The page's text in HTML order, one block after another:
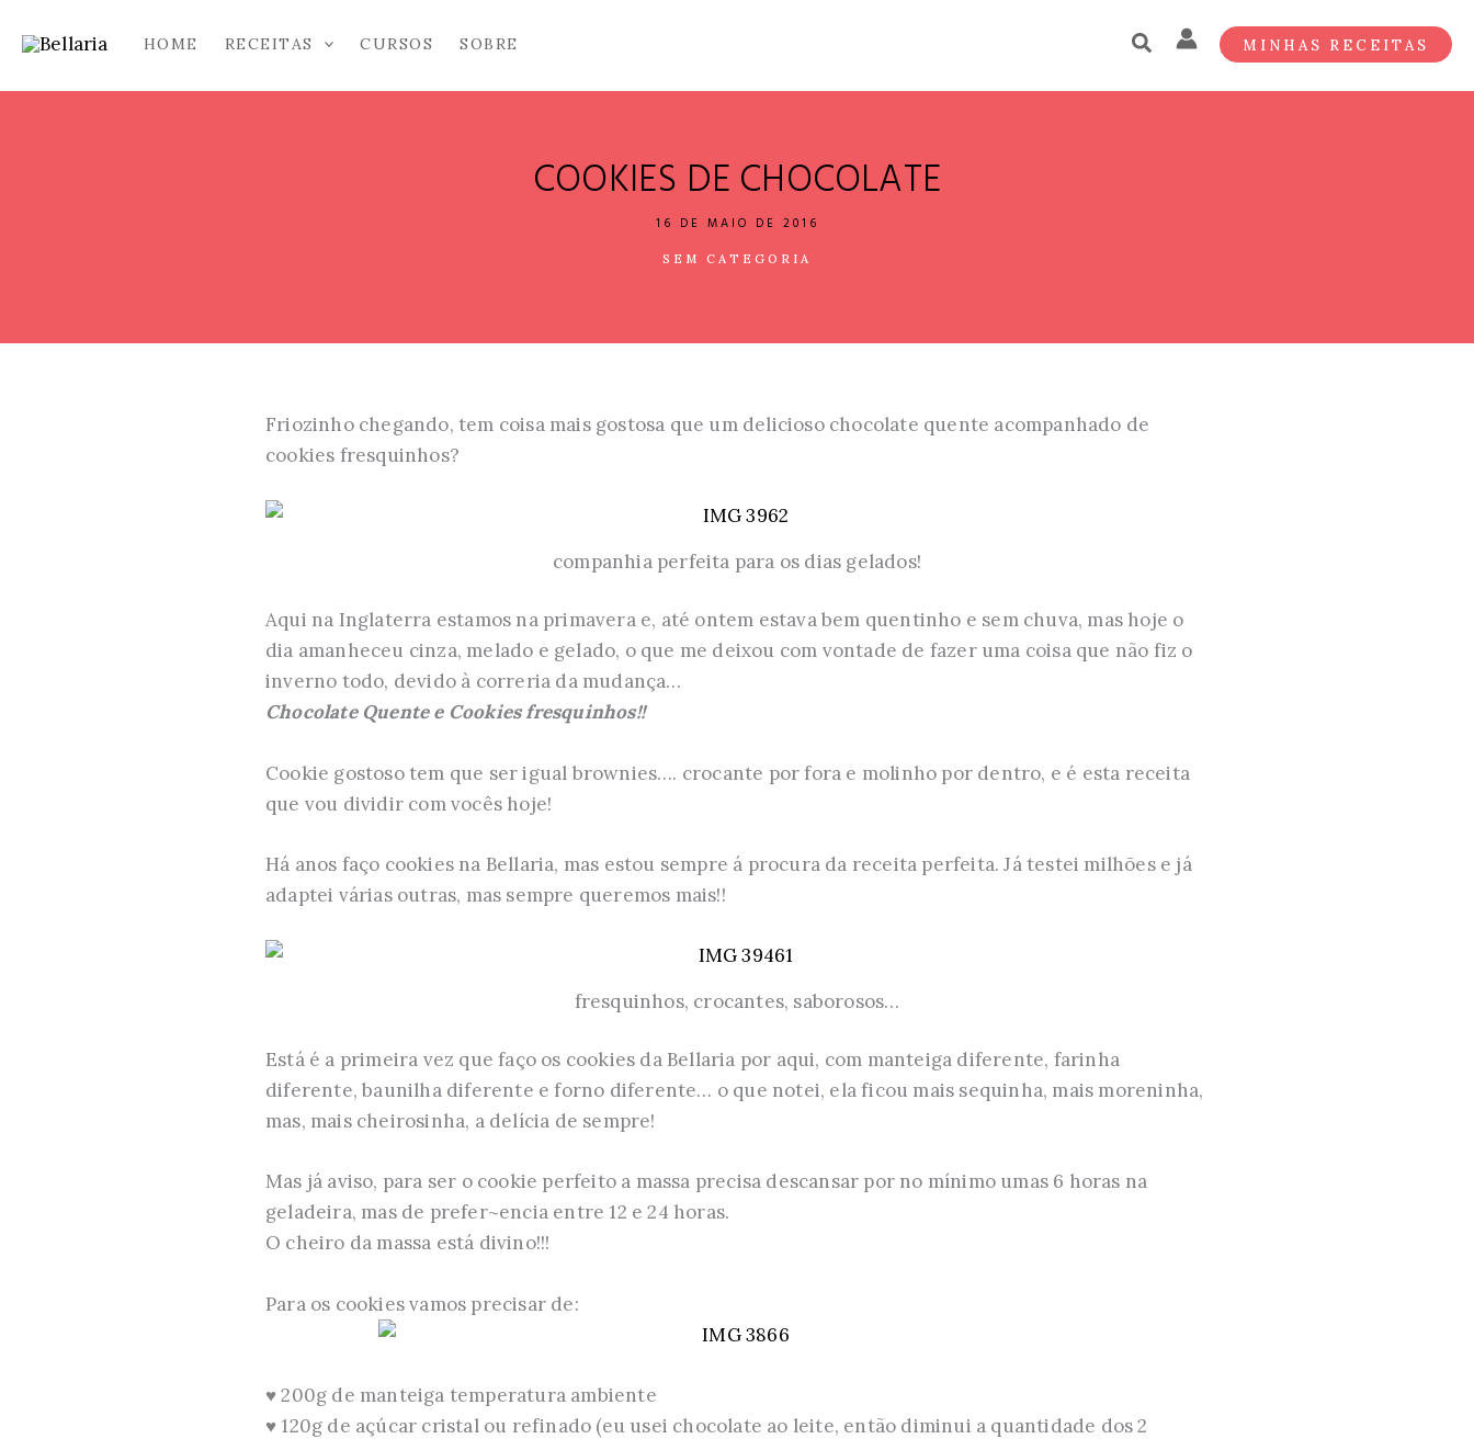
para
HOME RECEITAS CURSOS SOBRE MINHAS RECEITAS
COOKIES DE CHOCOLATE
16 DE MAIO DE 2016
SEM CATEGORIA
Friozinho chegando, tem coisa mais gostosa que um delicioso chocolate quente acompanhado de
cookies fresquinhos?
companhia perfeita para os dias gelados!
Aqui na Inglaterra estamos na primavera e, até ontem estava bem quentinho e sem chuva, mas hoje o
dia amanheceu cinza, melado e gelado, o que me deixou com vontade de fazer uma coisa que não fiz o
inverno todo, devido à correria da mudança…
Chocolate Quente e Cookies fresquinhos!!
Cookie gostoso tem que ser igual brownies…. crocante por fora e molinho por dentro, e é esta receita
que vou dividir com vocês hoje!
Há anos faço cookies na Bellaria, mas estou sempre á procura da receita perfeita. Já testei milhões e já
adaptei várias outras, mas sempre queremos mais!!
fresquinhos, crocantes, saborosos…
Está é a primeira vez que faço os cookies da Bellaria por aqui, com manteiga diferente, farinha
diferente, baunilha diferente e forno diferente… o que notei, ela ficou mais sequinha, mais moreninha,
mas, mais cheirosinha, a delícia de sempre!
Mas já aviso, para ser o cookie perfeito a massa precisa descansar por no mínimo umas 6 horas na
geladeira, mas de prefer~encia entre 12 e 24 horas.
O cheiro da massa está divino!!!
Para os cookies vamos precisar de:
♥ 200g de manteiga temperatura ambiente
♥ 120g de açúcar cristal ou refinado (eu usei chocolate ao leite, então diminui a quantidade dos 2